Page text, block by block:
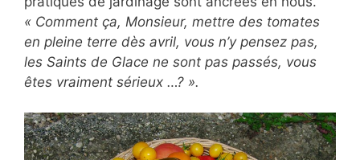
« Comment ça, Monsieur, mettre des tomates
en pleine terre dès avril, vous n’y pensez pas,
les Saints de Glace ne sont pas passés, vous
êtes vraiment sérieux …? ».